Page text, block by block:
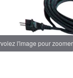
l'image pour zoomer